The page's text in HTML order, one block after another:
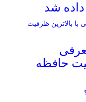
شد
معرفی
حافظه